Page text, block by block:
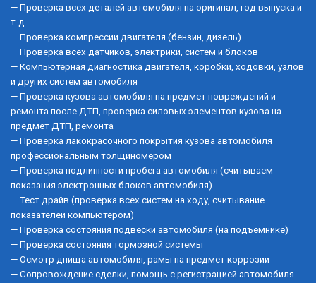
— Проверка всех деталей автомобиля на оригинал, год выпуска и
т.д.
— Проверка компрессии двигателя (бензин, дизель)
— Проверка всех датчиков, электрики, систем и блоков
— Компьютерная диагностика двигателя, коробки, ходовки, узлов
и других систем автомобиля
— Проверка кузова автомобиля на предмет повреждений и
ремонта после ДТП, проверка силовых элементов кузова на
предмет ДТП, ремонта
— Проверка лакокрасочного покрытия кузова автомобиля
профессиональным толщиномером
— Проверка подлинности пробега автомобиля (считываем
показания электронных блоков автомобиля)
— Тест драйв (проверка всех систем на ходу, считывание
показателей компьютером)
— Проверка состояния подвески автомобиля (на подъёмнике)
— Проверка состояния тормозной системы
— Осмотр днища автомобиля, рамы на предмет коррозии
— Сопровождение сделки, помощь с регистрацией автомобиля